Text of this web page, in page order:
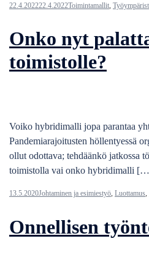
22.4.202222.4.2022Toimintamallit,
Onko nyt
toimistolle?
Voiko hybridimalli jopa parantaa
Pandemiarajoitusten höllentyessä
ollut odottava; tehdäänkö jatkossa
toimistolla vai onko hybridimalli
13.5.2020Johtaminen ja esimiestyö, Luottamus,
Onnellisen